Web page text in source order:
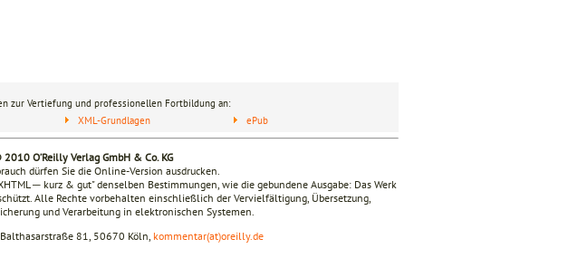
zur Vertiefung und professionellen Fortbildung an:
XML-Grundlagen ePub
O’Reilly Verlag GmbH & Co. KG
dürfen Sie die Online-Version ausdrucken.
─ kurz & gut" denselben Bestimmungen, wie die gebundene Ausgabe: Das Werk
Alle Rechte vorbehalten einschließlich der Vervielfältigung, Übersetzung,
und Verarbeitung in elektronischen Systemen.
Balthasarstraße 81, 50670 Köln, kommentar(at)oreilly.de